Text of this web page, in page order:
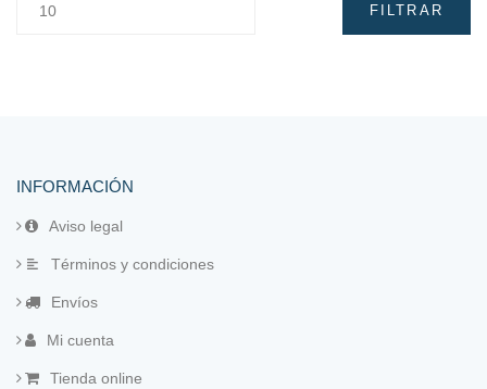
Laterales de madera
Marcadores
Patchwork Multicolor de Juani Cavas (EPP)
Tijeras
FILTRAR
INFORMACIÓN
Aviso legal
Términos y condiciones
Envíos
Mi cuenta
Tienda online